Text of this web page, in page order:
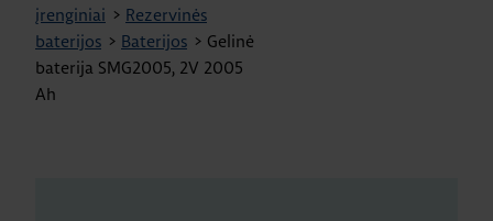
įrenginiai > Rezervinės
baterijos > Baterijos > Gelinė
baterija SMG2005, 2V 2005
Ah